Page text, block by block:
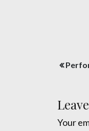
Post
Your